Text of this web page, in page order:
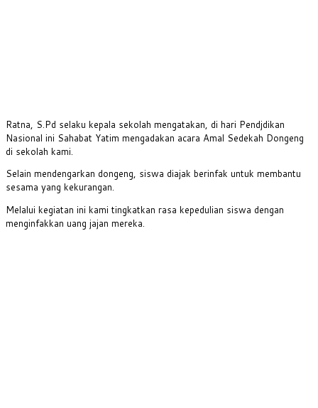
Ratna, S.Pd selaku kepala sekolah mengatakan, di hari Pendjdikan
Nasional ini Sahabat Yatim mengadakan acara Amal Sedekah Dongeng
di sekolah kami.
Selain mendengarkan dongeng, siswa diajak berinfak untuk membantu
sesama yang kekurangan.
Melalui kegiatan ini kami tingkatkan rasa kepedulian siswa dengan
menginfakkan uang jajan mereka.